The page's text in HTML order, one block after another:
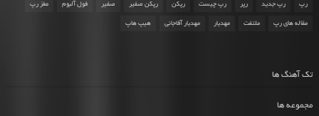
رپ رپ جدید رپر رپ چیست رپکن رپکن صفیر صفیر فول آلبوم مغز رپ
مقاله های رپ ملتفت مهدیار مهدیار آقاجانی هیپ هاپ
تک آهنگ ها
مجموعه ها